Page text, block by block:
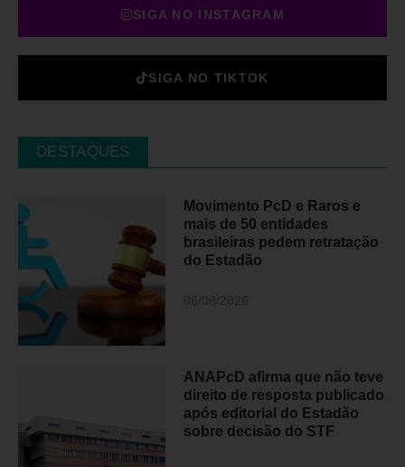
SIGA NO INSTAGRAM
SIGA NO TIKTOK
DESTAQUES
Movimento PcD e Raros e
mais de 50 entidades
brasileiras pedem retratação
do Estadão
ANAPcD afirma que não teve
direito de resposta publicado
após editorial do Estadão
sobre decisão do STF